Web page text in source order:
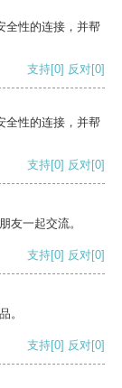
全性的连接，并帮
支持[0] 反对[0]
全性的连接，并帮
支持[0] 反对[0]
友一起交流。
支持[0] 反对[0]
。
支持[0] 反对[0]